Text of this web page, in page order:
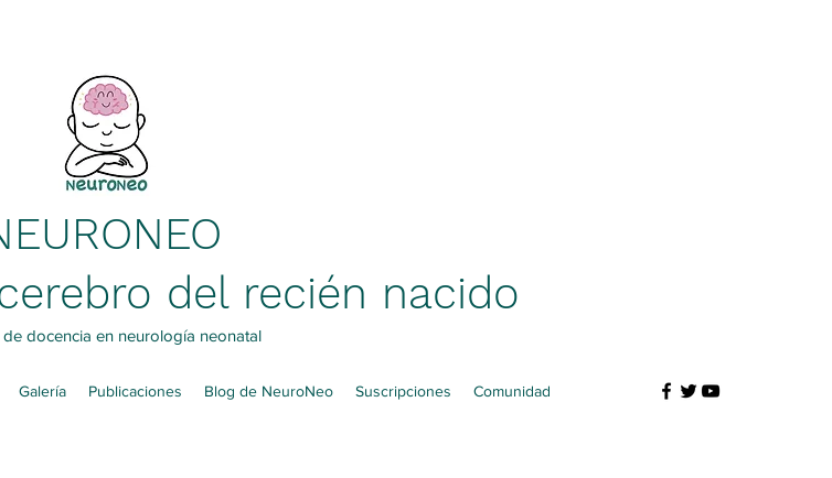
del recién nacido
docencia en neurología neonatal
Galería Publicaciones Blog de NeuroNeo Suscripciones Comunidad